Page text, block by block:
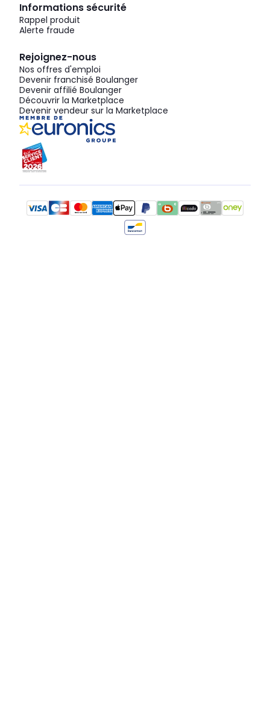
Informations sécurité
Rappel produit
Alerte fraude
Rejoignez-nous
Nos offres d'emploi
Devenir franchisé Boulanger
Devenir affilié Boulanger
Découvrir la Marketplace
Devenir vendeur sur la Marketplace